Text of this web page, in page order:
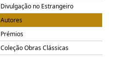
Divulgação no Estrangeiro
Autores
Prémios
Coleção Obras Clássicas